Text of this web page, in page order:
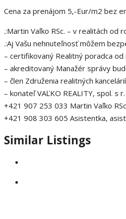
Cena za prenájom 5,-Eur/m2 bez
.:Martin Vaľko RSc. – v realitách od
.:Aj Vašu nehnuteľnosť môžem
– certifikovaný Realitný poradca od
– akreditovaný Manažér správy
– člen Združenia realitných
– konateľ VAĽKO REALITY, spol. s
+421 907 253 033 Martin Vaľko
+421 908 303 605 Asistentka,
Similar Listings